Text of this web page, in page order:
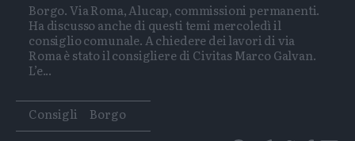
Borgo. Via Roma, Alucap, commissioni permanenti.
Ha discusso anche di questi temi mercoledì il
consiglio comunale. A chiedere dei lavori di via
Roma è stato il consigliere di Civitas Marco Galvan.
L’e...
Tags
Consigli
Borgo